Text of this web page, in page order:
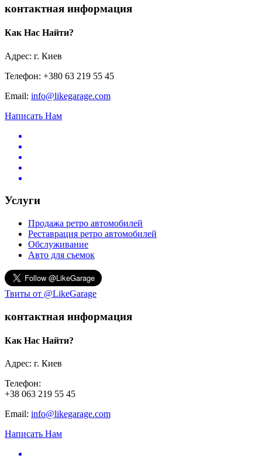
контактная информация
Как Нас Найти?
Адрес: г. Киев
Телефон: +380 63 219 55 45
Email: info@likegarage.com
Написать Нам
Услуги
Продажа ретро автомобилей
Реставрация ретро автомобилей
Обслуживание
Авто для съемок
Твиты от @LikeGarage
контактная информация
Как Нас Найти?
Адрес: г. Киев
Телефон:
+38 063 219 55 45
Email: info@likegarage.com
Написать Нам